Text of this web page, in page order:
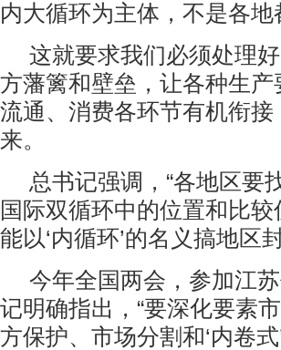
内大循环为主体，不是各地
这就要求我们必须处理
方藩篱和壁垒，让各种生
流通、消费各环节有机衔
来。
总书记强调，“各地区要
国际双循环中的位置和比较
能以‘内循环’的名义搞地区封
今年全国两会，参加江
记明确指出，“要深化要素
方保护、市场分割和‘内卷